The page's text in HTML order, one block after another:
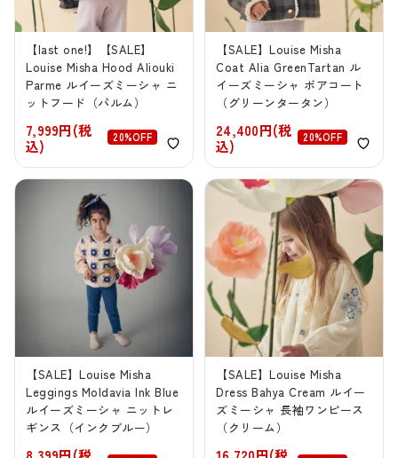
【last one!】【SALE】
Louise Misha Hood Aliouki
Parme ルイーズミーシャ ニ
ットフード（パルム）
7,999円(税
込)
20%OFF
【SALE】Louise Misha
Coat Alia GreenTartan ル
イーズミーシャ ボアコート
（グリーンタータン）
24,400円(税
込)
20%OFF
【SALE】Louise Misha
Leggings Moldavia Ink Blue
ルイーズミーシャ ニットレ
ギンス（インクブルー）
【SALE】Louise Misha
Dress Bahya Cream ルイー
ズミーシャ 長袖ワンピース
（クリーム）